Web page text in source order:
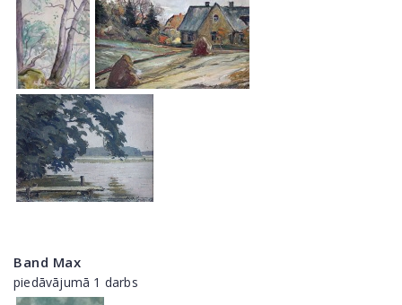
Band Max
piedāvājumā 1 darbs